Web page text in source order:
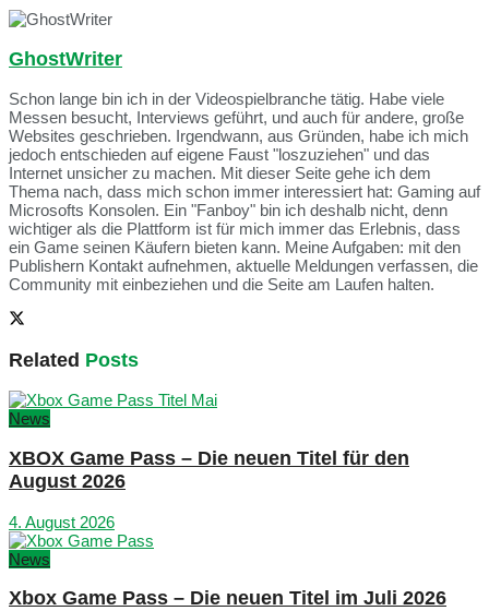
GhostWriter
Schon lange bin ich in der Videospielbranche tätig. Habe viele
Messen besucht, Interviews geführt, und auch für andere, große
Websites geschrieben. Irgendwann, aus Gründen, habe ich mich
jedoch entschieden auf eigene Faust "loszuziehen" und das
Internet unsicher zu machen. Mit dieser Seite gehe ich dem
Thema nach, dass mich schon immer interessiert hat: Gaming auf
Microsofts Konsolen. Ein "Fanboy" bin ich deshalb nicht, denn
wichtiger als die Plattform ist für mich immer das Erlebnis, dass
ein Game seinen Käufern bieten kann. Meine Aufgaben: mit den
Publishern Kontakt aufnehmen, aktuelle Meldungen verfassen, die
Community mit einbeziehen und die Seite am Laufen halten.
Related Posts
News
XBOX Game Pass – Die neuen Titel für den
August 2026
4. August 2026
News
Xbox Game Pass – Die neuen Titel im Juli 2026